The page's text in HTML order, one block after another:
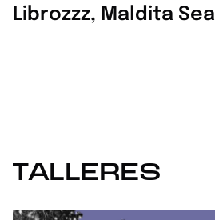
Librozzz, Maldita Sea
TALLERES